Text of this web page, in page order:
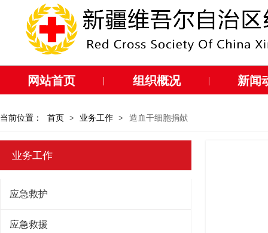
网站首页 | 组织概况 | 新闻
当前位置： 首页 > 业务工作 > 造血干细胞捐献
业务工作
应急救护
应急救援